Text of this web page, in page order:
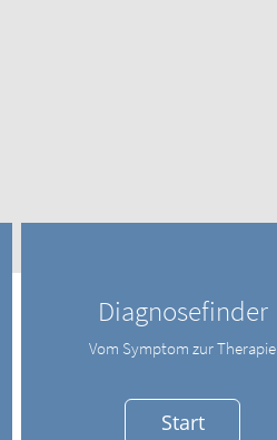
Diagnosefinder
Vom Symptom zur Therapie
Start